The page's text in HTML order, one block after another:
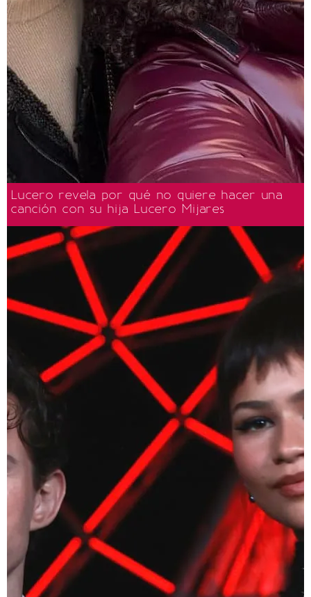
Lucero revela por qué no quiere hacer una
canción con su hija Lucero Mijares